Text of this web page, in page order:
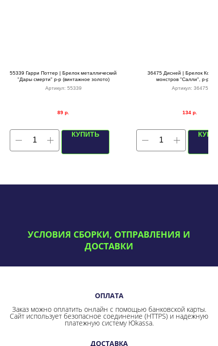
55339 Гарри Поттер | Брелок металлический
"Дары смерти" р-р (винтажное золото)
Артикул: 55339
89 р.
КУПИТЬ
36475 Дисней | Брелок
монстров "Салли", р-р
Артикул: 36475
134 р.
УСЛОВИЯ СБОРКИ, ОТПРАВЛЕНИЯ И
ДОСТАВКИ
ОПЛАТА
Заказ можно оплатить онлайн с помощью банковской карты.
Сайт использует безопасное соединение (HTTPS) и надежную
платежную систему Юkassa.
ДОСТАВКА